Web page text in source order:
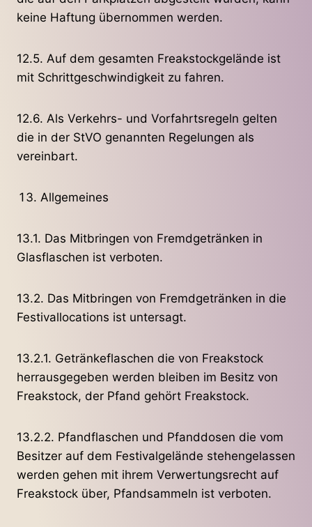
keine Haftung übernommen werden.
12.5. Auf dem gesamten Freakstockgelände ist
mit Schrittgeschwindigkeit zu fahren.
12.6. Als Verkehrs- und Vorfahrtsregeln gelten
die in der StVO genannten Regelungen als
vereinbart.
Allgemeines
13.1. Das Mitbringen von Fremdgetränken in
Glasflaschen ist verboten.
13.2. Das Mitbringen von Fremdgetränken in die
Festivallocations ist untersagt.
13.2.1. Getränkeflaschen die von Freakstock
herrausgegeben werden bleiben im Besitz von
Freakstock, der Pfand gehört Freakstock.
13.2.2. Pfandflaschen und Pfanddosen die vom
Besitzer auf dem Festivalgelände stehengelassen
werden gehen mit ihrem Verwertungsrecht auf
Freakstock über, Pfandsammeln ist verboten.